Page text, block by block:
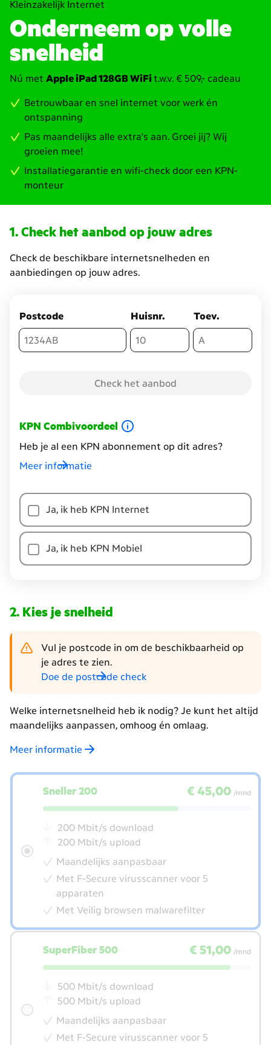
Kleinzakelijk Internet
Onderneem op volle
snelheid
Nú met Apple iPad 128GB WiFi t.w.v. € 509,- cadeau
Betrouwbaar en snel internet voor werk én
ontspanning
Pas maandelijks alle extra's aan. Groei jij? Wij
groeien mee!
Installatiegarantie en wifi-check door een KPN-
monteur
Check het aanbod op jouw adres
Check de beschikbare internetsnelheden en
aanbiedingen op jouw adres.
Postcode Huisnr. Toev.
Check het aanbod
KPN Combivoordeel
Heb je al een KPN abonnement op dit adres?
Meer informatie
Heb
al
een
KPN
abonnement
adres?
Ja, ik heb KPN Internet
Ja, ik heb KPN Mobiel
Kies je snelheid
Vul je postcode in om de beschikbaarheid op
je adres te zien.
Doe de postcode check
Welke internetsnelheid heb ik nodig? Je kunt het altijd
maandelijks aanpassen, omhoog én omlaag.
Meer informatie
kies
internet
Sneller 200 € 45,00
€ 45,00
per maand /mnd
200 Mbit/s download
200 Mbit/s upload
Maandelijks aanpasbaar
Met F-Secure virusscanner voor 5
apparaten
Met Veilig browsen malwarefilter
SuperFiber 500 € 51,00
€ 51,00
per maand /mnd
500 Mbit/s download
500 Mbit/s upload
Maandelijks aanpasbaar
Met F-Secure virusscanner voor 5